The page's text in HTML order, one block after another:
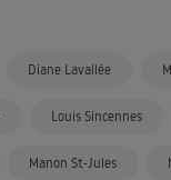
Diane Lavallée
Louis Sincennes
Manon St-Jules